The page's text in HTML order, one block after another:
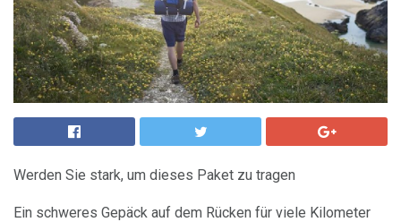
Werden Sie stark, um dieses Paket zu tragen
Ein schweres Gepäck auf dem Rücken für viele Kilometer